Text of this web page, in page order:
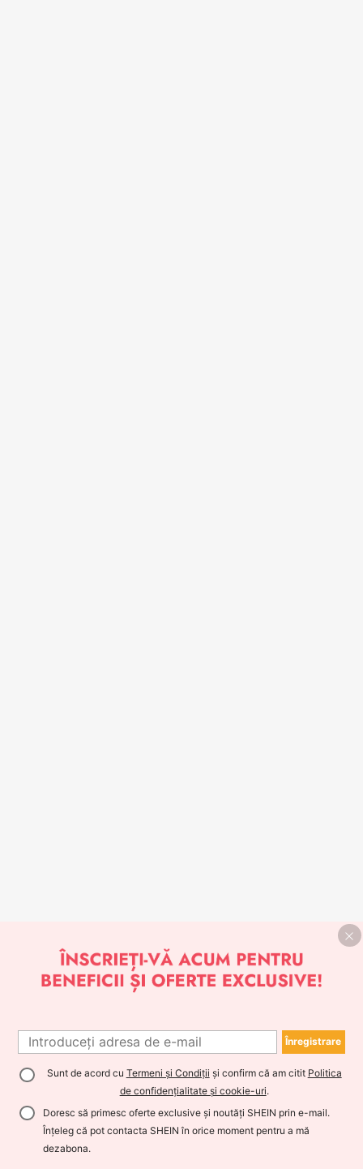
Înregistrare
Sunt de acord cu Termeni și Condiții și confirm că am citit Politica
de confidențialitate și cookie-uri.
Doresc să primesc oferte exclusive și noutăți SHEIN prin e-mail.
Înțeleg că pot contacta SHEIN în orice moment pentru a mă
dezabona.